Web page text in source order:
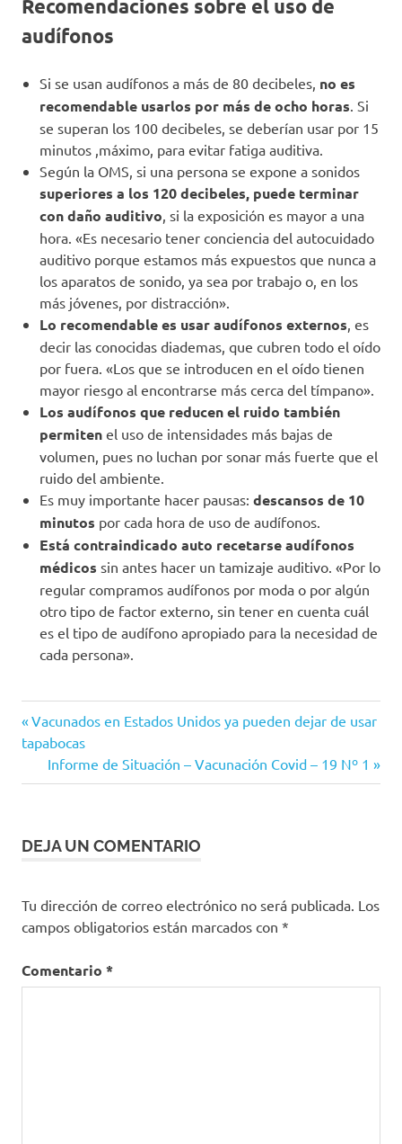
Recomendaciones sobre el uso de
audífonos
Si se usan audífonos a más de 80 decibeles, no es
recomendable usarlos por más de ocho horas . Si
se superan los 100 decibeles, se deberían usar por 15
minutos ,máximo, para evitar fatiga auditiva.
Según la OMS, si una persona se expone a sonidos
superiores a los 120 decibeles, puede terminar
con daño auditivo , si la exposición es mayor a una
hora. «Es necesario tener conciencia del autocuidado
auditivo porque estamos más expuestos que nunca a
los aparatos de sonido, ya sea por trabajo o, en los
más jóvenes, por distracción».
Lo recomendable es usar audífonos externos , es
decir las conocidas diademas, que cubren todo el oído
por fuera. «Los que se introducen en el oído tienen
mayor riesgo al encontrarse más cerca del tímpano».
Los audífonos que reducen el ruido también
permiten el uso de intensidades más bajas de
volumen, pues no luchan por sonar más fuerte que el
ruido del ambiente.
Es muy importante hacer pausas: descansos de 10
minutos por cada hora de uso de audífonos.
Está contraindicado auto recetarse audífonos
médicos sin antes hacer un tamizaje auditivo. «Por lo
regular compramos audífonos por moda o por algún
otro tipo de factor externo, sin tener en cuenta cuál
es el tipo de audífono apropiado para la necesidad de
cada persona».
Audífonos
Coronavirus
problemas
auditivos
de
audición
de uso
Navegación
de
Entrada
anterior:
Vacunados en Estados Unidos ya pueden dejar de usar
tapabocas
Siguiente
entrada:
Informe de Situación – Vacunación Covid – 19 Nº 1
DEJA UN COMENTARIO
Tu dirección de correo electrónico no será publicada. Los
campos obligatorios están marcados con *
Comentario *